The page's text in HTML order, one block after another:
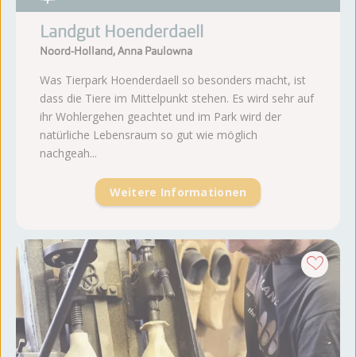
Landgut Hoenderdaell
Noord-Holland, Anna Paulowna
Was Tierpark Hoenderdaell so besonders macht, ist
dass die Tiere im Mittelpunkt stehen. Es wird sehr auf
ihr Wohlergehen geachtet und im Park wird der
natürliche Lebensraum so gut wie möglich
nachgeah...
Weitere Informationen